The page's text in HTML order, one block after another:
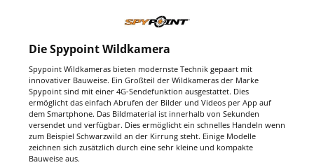
Die Spypoint Wildkamera
Spypoint Wildkameras bieten modernste Technik gepaart mit
innovativer Bauweise. Ein Großteil der Wildkameras der Marke
Spypoint sind mit einer 4G-Sendefunktion ausgestattet. Dies
ermöglicht das einfach Abrufen der Bilder und Videos per App auf
dem Smartphone. Das Bildmaterial ist innerhalb von Sekunden
versendet und verfügbar. Dies ermöglicht ein schnelles Handeln wenn
zum Beispiel Schwarzwild an der Kirrung steht. Einige Modelle
zeichnen sich zusätzlich durch eine sehr kleine und kompakte
Bauweise aus.